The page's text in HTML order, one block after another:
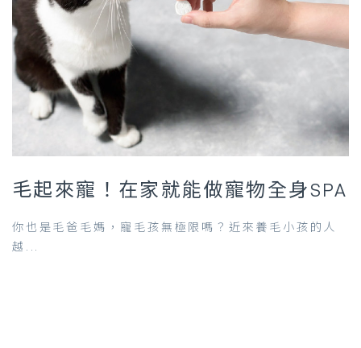
毛起來寵！在家就能做寵物全身SPA
你也是毛爸毛媽，寵毛孩無極限嗎？近來養毛小孩的人
越...